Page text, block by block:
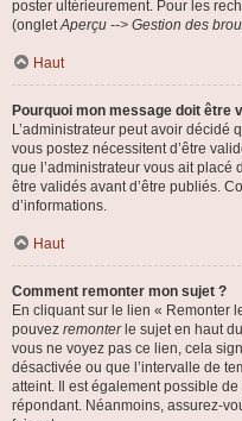
poster ultérieurement. Pour les
(ongletAperçu --> Gestion des
Haut
Pourquoi mon message doit être
L’administrateur peut avoir décidé
vous postez nécessitent d’être
que l’administrateur vous ait
être validés avant d’être publiés.
d’informations.
Haut
Comment remonter mon sujet ?
En cliquant sur le lien « Remonter
pouvez remonterle sujet en haut
vous ne voyez pas ce lien, cela
désactivée ou que l’intervalle de
atteint. Il est également possible
répondant. Néanmoins, assurez-